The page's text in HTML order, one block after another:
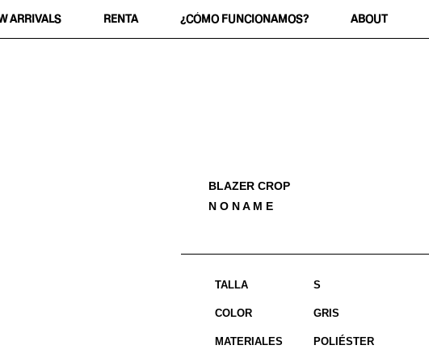
ARRIVALS RENTA ¿CÓMO FUNCIONAMOS? ABOUT
BLAZER CROP
N O N A M E
TALLA S
COLOR GRIS
MATERIALES POLIÉSTER